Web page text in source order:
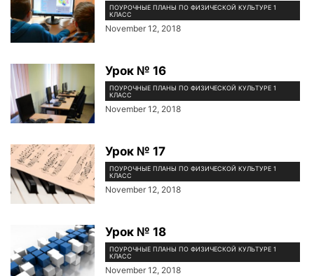
ПОУРОЧНЫЕ ПЛАНЫ ПО ФИЗИЧЕСКОЙ КУЛЬТУРЕ 1
КЛАСС
November 12, 2018
Урок № 16
ПОУРОЧНЫЕ ПЛАНЫ ПО ФИЗИЧЕСКОЙ КУЛЬТУРЕ 1
КЛАСС
November 12, 2018
Урок № 17
ПОУРОЧНЫЕ ПЛАНЫ ПО ФИЗИЧЕСКОЙ КУЛЬТУРЕ 1
КЛАСС
November 12, 2018
Урок № 18
ПОУРОЧНЫЕ ПЛАНЫ ПО ФИЗИЧЕСКОЙ КУЛЬТУРЕ 1
КЛАСС
November 12, 2018